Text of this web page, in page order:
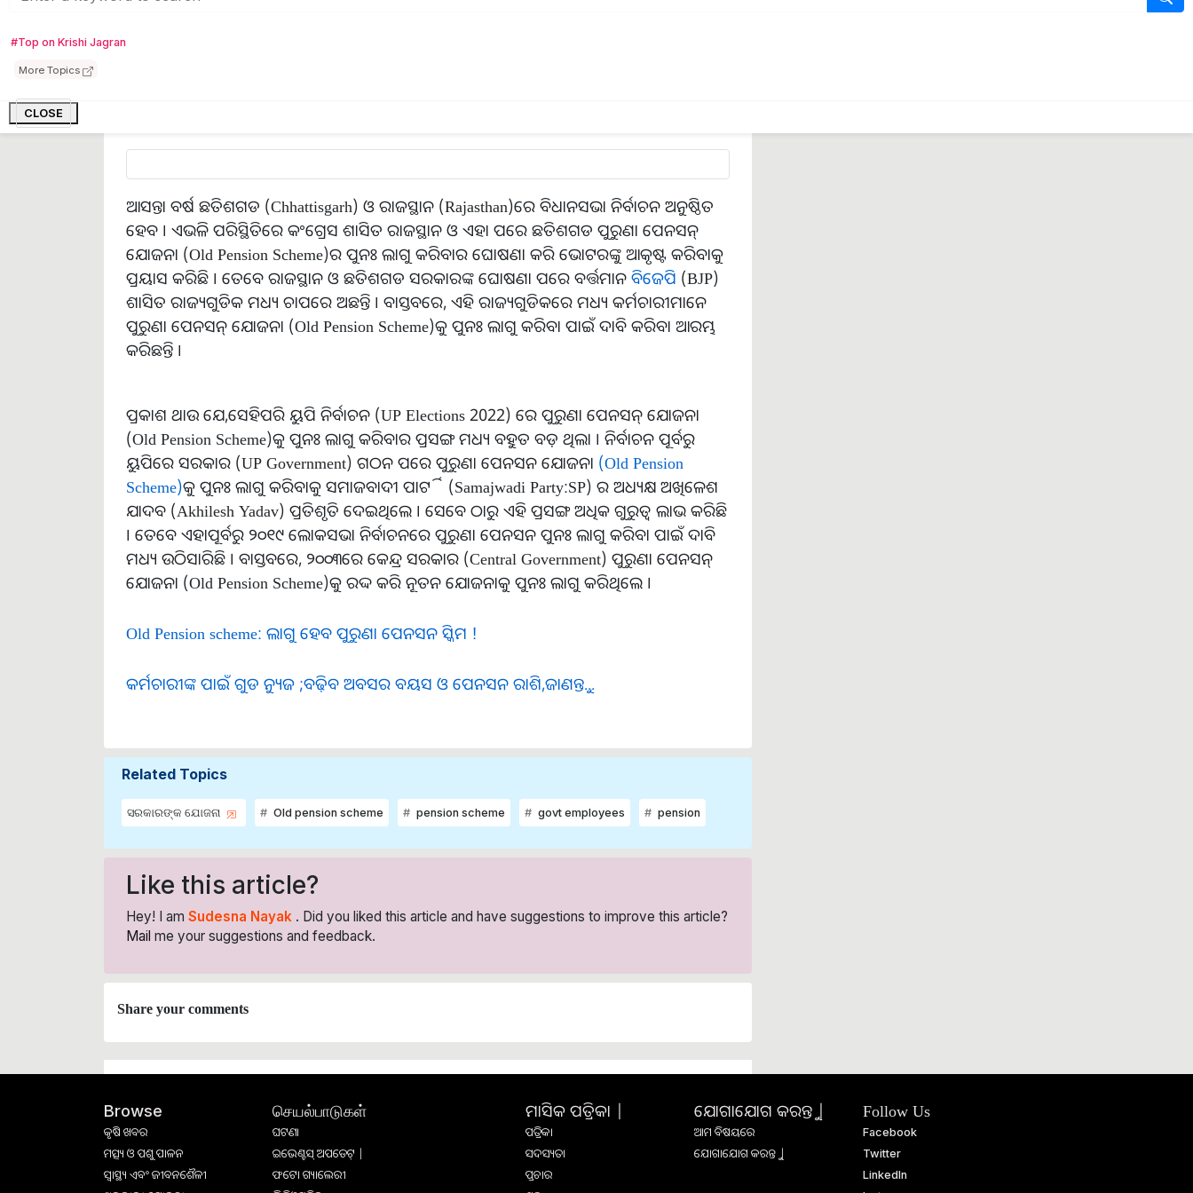
#Top on Krishi Jagran
More Topics
CLOSE
ଆସନ୍ତା ବର୍ଷ ଛତିଶଗଡ (Chhattisgarh) ଓ ରାଜସ୍ଥାନ (Rajasthan)ରେ ବିଧାନସଭା ନିର୍ବାଚନ ଅନୁଷ୍ଠିତ
ହେବ । ଏଭଳି ପରିସ୍ଥିତିରେ କଂଗ୍ରେସ ଶାସିତ ରାଜସ୍ଥାନ ଓ ଏହା ପରେ ଛତିଶଗଡ ପୁରୁଣା ପେନସନ୍‌
ଯୋଜନା (Old Pension Scheme)ର ପୁନଃ ଲାଗୁ କରିବାର ଘୋଷଣା କରି ଭୋଟରଙ୍କୁ ଆକୃଷ୍ଟ କରିବାକୁ
ପ୍ରୟାସ କରିଛି । ତେବେ ରାଜସ୍ଥାନ ଓ ଛତିଶଗଡ ସରକାରଙ୍କ ଘୋଷଣା ପରେ ବର୍ତ୍ତମାନ ବିଜେପି (BJP)
ଶାସିତ ରାଜ୍ୟଗୁଡିକ ମଧ୍ୟ ଚାପରେ ଅଛନ୍ତି । ବାସ୍ତବରେ, ଏହି ରାଜ୍ୟଗୁଡିକରେ ମଧ୍ୟ କର୍ମଚାରୀମାନେ
ପୁରୁଣା ପେନସନ୍ ଯୋଜନା (Old Pension Scheme)କୁ ପୁନଃ ଲାଗୁ କରିବା ପାଇଁ ଦାବି କରିବା ଆରମ୍ଭ
କରିଛନ୍ତି ।
ପ୍ରକାଶ ଥାଉ ଯେ,ସେହିପରି ୟୁପି ନିର୍ବାଚନ (UP Elections 2022) ରେ ​​ପୁରୁଣା ପେନସନ୍ ଯୋଜନା
(Old Pension Scheme)କୁ ପୁନଃ ଲାଗୁ କରିବାର ପ୍ରସଙ୍ଗ ମଧ୍ୟ ବହୁତ ବଡ଼ ଥିଲା । ନିର୍ବାଚନ ପୂର୍ବରୁ
ୟୁପିରେ ସରକାର (UP Government) ଗଠନ ପରେ ପୁରୁଣା ପେନସନ ଯୋଜନା (Old Pension
Scheme)କୁ ପୁନଃ ଲାଗୁ କରିବାକୁ ସମାଜବାଦୀ ପାର୍ଟି (Samajwadi Party:SP) ର ଅଧ୍ୟକ୍ଷ ଅଖିଳେଶ
ଯାଦବ (Akhilesh Yadav) ପ୍ରତିଶୃତି ଦେଇଥିଲେ । ସେବେ ଠାରୁ ଏହି ପ୍ରସଙ୍ଗ ଅଧିକ ଗୁରୁତ୍ୱ ଲାଭ କରିଛି
। ତେବେ ଏହାପୂର୍ବରୁ ୨୦୧୯ ଲୋକସଭା ନିର୍ବାଚନରେ ​​ପୁରୁଣା ପେନସନ ପୁନଃ ଲାଗୁ କରିବା ପାଇଁ ଦାବି
ମଧ୍ୟ ଉଠିସାରିଛି । ବାସ୍ତବରେ, ୨୦୦୩ରେ କେନ୍ଦ୍ର ସରକାର (Central Government) ପୁରୁଣା ପେନସନ୍
ଯୋଜନା (Old Pension Scheme)କୁ ରଦ୍ଦ କରି ନୂତନ ଯୋଜନାକୁ ପୁନଃ ଲାଗୁ କରିଥିଲେ ।
Old Pension scheme: ଲାଗୁ ହେବ ପୁରୁଣା ପେନସନ ସ୍କିମ !
କର୍ମଚାରୀଙ୍କ ପାଇଁ ଗୁଡ ନ୍ୟୁଜ ;ବଢ଼ିବ ଅବସର ବୟସ ଓ ପେନସନ ରାଶି,ଜାଣନ୍ତୁ...
Related Topics
ସରକାରଙ୍କ ଯୋଜନା Old pension scheme pension scheme govt employees pension
Like this article?
Hey! I am Sudesna Nayak . Did you liked this article and have suggestions to improve this article?
Mail me your suggestions and feedback.
Share your comments
Browse
କୃଷି ଖବର
ମତ୍ସ୍ୟ ଓ ପଶୁ ପାଳନ
ସ୍ୱାସ୍ଥ୍ୟ ଏବଂ ଜୀବନଶୈଳୀ
செயல்பாடுகள்
ଘଟଣା
ଇଭେଣ୍ଟସ୍ ଅପଡେଟ୍ |
ଫଟୋ ଗ୍ୟାଲେରୀ
ମାସିକ ପତ୍ରିକା |
ପତ୍ରିକା
ସଦସ୍ୟତା
ପ୍ରଚାର
ଯୋଗାଯୋଗ କରନ୍ତୁ |
ଆମ ବିଷୟରେ
ଯୋଗାଯୋଗ କରନ୍ତୁ |
Follow Us
Facebook
Twitter
LinkedIn